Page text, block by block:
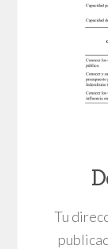
Tu